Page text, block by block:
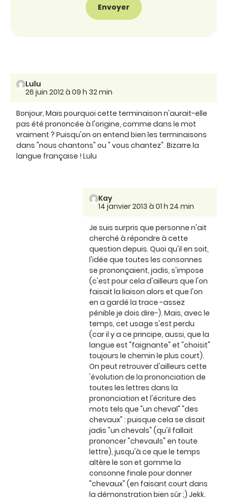
Lulu
26 juin 2012 à 09 h 32 min
Bonjour, Mais pourquoi cette terminaison n'aurait-elle
pas été prononcée à l'origine, comme dans le mot
vraiment ? Puisqu'on on entend bien les terminaisons
dans "nous chantons" ou " vous chantez". Bizarre la
langue française ! Lulu
Kay
14 janvier 2013 à 01 h 24 min
Je suis surpris que personne n'ait
cherché à répondre à cette
question depuis. Quoi qu'il en soit,
l'idée que toutes les consonnes
se prononçaient, jadis, s'impose
(c'est pour cela d'ailleurs que l'on
faisait la liaison alors et que l'on
en a gardé la trace -assez
pénible je dois dire-). Mais, avec le
temps, cet usage s'est perdu
(car il y a ce principe, aussi, que la
langue est "faignante" et "choisit"
toujours le chemin le plus court).
On peut retrouver d'ailleurs cette
'évolution de la prononciation de
toutes les lettres dans la
prononciation et l'écriture des
mots tels que "un cheval" "des
chevaux" : puisque cela se disait
jadis "un chevals" (qu'il fallait
prononcer "chevauls" en toute
lettre), jusqu'à ce que le temps
altère le son et gomme la
consonne finale pour donner
"chevaux" (en faisant court dans
la démonstration bien sûr ;) Jekk.